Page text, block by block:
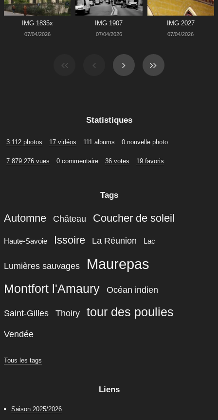
IMG 1835x
07/04/2026
IMG 1907
07/04/2026
IMG 2027
07/04/2026
Statistiques
3 112 photos 17 vidéos 111 albums 0 nouvelle photo
7 879 276 vues 0 commentaire 36 votes 19 favoris
Tags
Automne Château Coucher de soleil
Haute-Savoie Issoire La Réunion Lac
Lumières sauvages Maurepas
Montfort l'Amaury Océan indien
Saint-Gilles Thoiry tour des poulies
Vendée
Tous les tags
Liens
Saison 2025/2026